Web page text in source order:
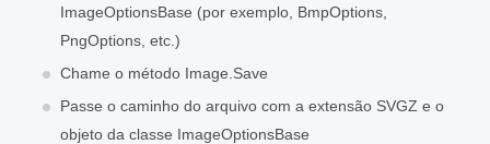
ImageOptionsBase (por exemplo, BmpOptions,
PngOptions, etc.)
Chame o método Image.Save
Passe o caminho do arquivo com a extensão SVGZ e o
objeto da classe ImageOptionsBase